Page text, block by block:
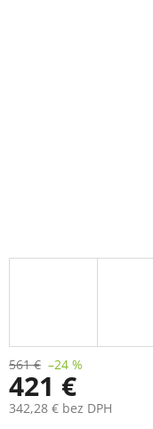
561 € –24 %
421 €
342,28 € bez DPH